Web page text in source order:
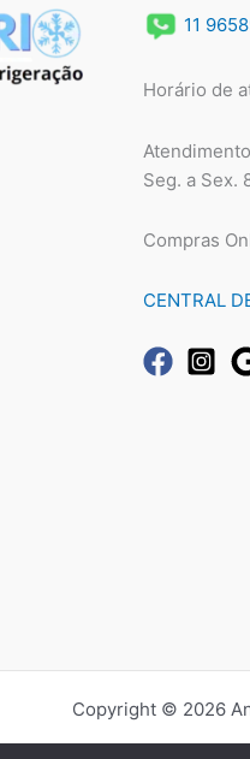
11
Horário de
Seg. a Sex.
Compras
CENTRAL
Copyright © 2026